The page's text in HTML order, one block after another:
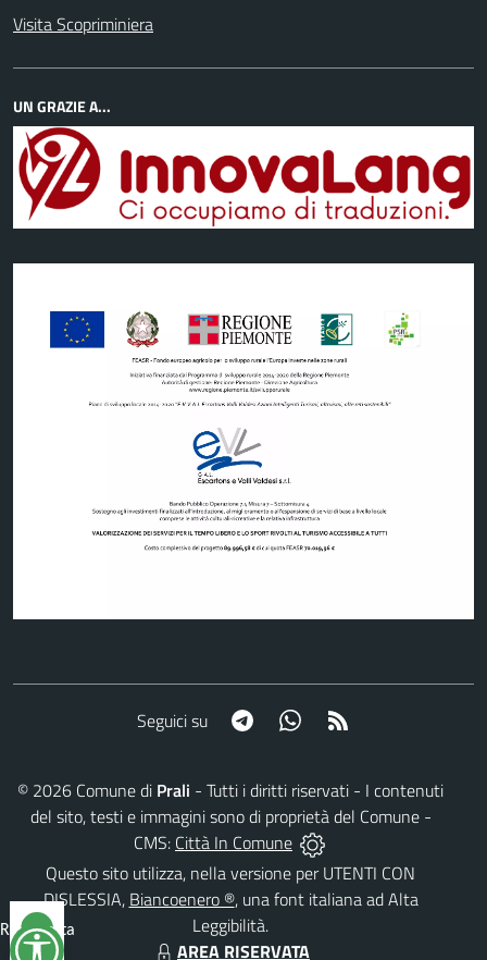
Visita Scopriminiera
UN GRAZIE A...
Seguici su Telegram Whatsapp
© 2026 Comune di Prali - Tutti i diritti riservati - I contenuti
del sito, testi e immagini sono di proprietà del Comune -
CMS: Città In Comune
Questo sito utilizza, nella versione per UTENTI CON
DISLESSIA, Biancoenero ®, una font italiana ad Alta
Leggibilità.
AREA RISERVATA
Reimposta
tutto